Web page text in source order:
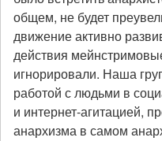
общем, не будет
движение активно
действия
игнорировали. Наша
работой с людьми в
и интернет-агитацией,
анархизма в самом